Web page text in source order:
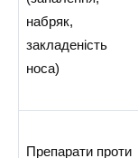
набряк,
закладеність
носа)
Препарати проти